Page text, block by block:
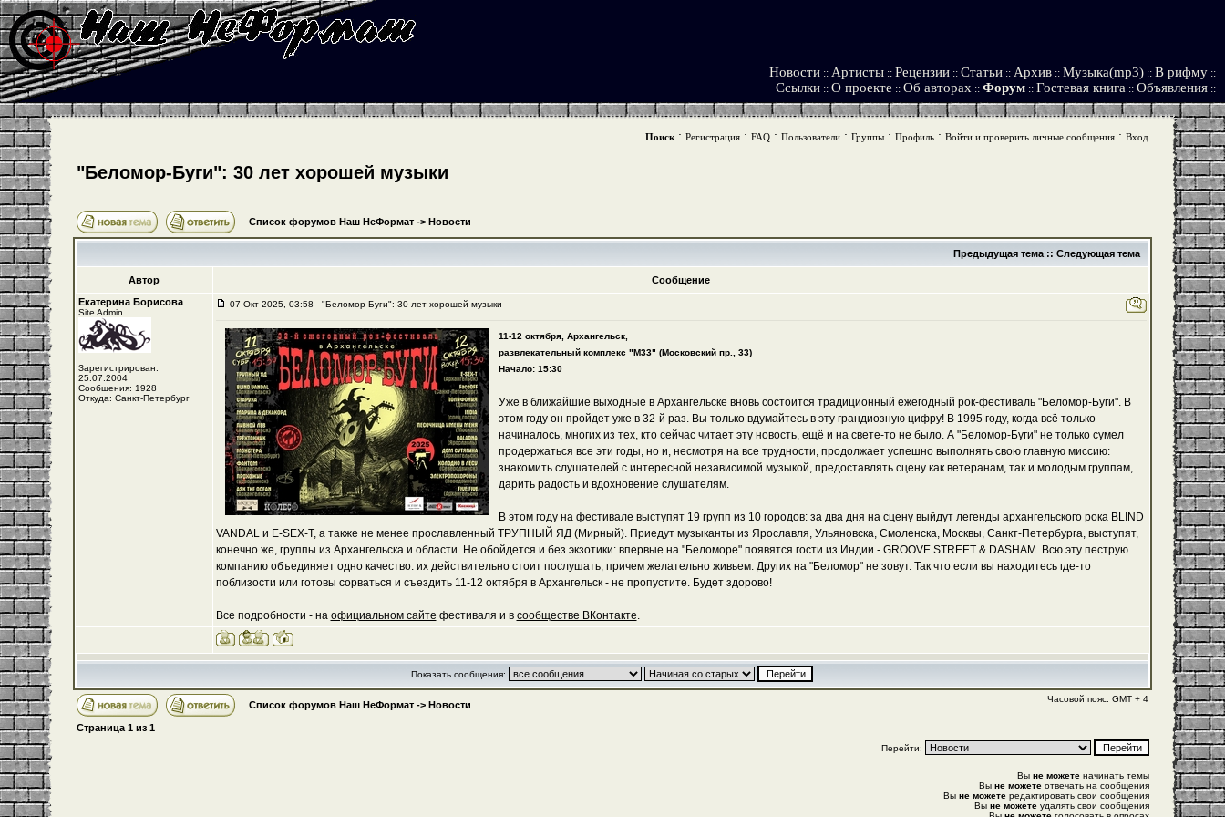
Новости :: Артисты :: Рецензии :: Статьи :: Архив :: Музыка(mp3) :: В рифму ::
Ссылки :: О проекте :: Об авторах :: Форум :: Гостевая книга :: Объявления ::
Поиск: Регистрация: FAQ: Пользователи: Группы: Профиль: Войти и проверить личные сообщения: Вход
"Беломор-Буги": 30 лет хорошей музыки
Список форумов Наш НеФормат-> Новости
Предыдущая тема:: Следующая тема
Автор
Сообщение
Екатерина Борисова
Site Admin
Зарегистрирован:
25.07.2004
Сообщения: 1928
Откуда: Санкт-Петербург
07 Окт 2025, 03:58 - "Беломор-Буги": 30 лет хорошей музыки
11-12 октября, Архангельск,
развлекательный комплекс "М33" (Московский пр., 33)
Начало: 15:30
Уже в ближайшие выходные в Архангельске вновь состоится традиционный ежегодный рок-фестиваль "Беломор-Буги". В
этом году он пройдет уже в 32-й раз. Вы только вдумайтесь в эту грандиозную цифру! В 1995 году, когда всё только
начиналось, многих из тех, кто сейчас читает эту новость, ещё и на свете-то не было. А "Беломор-Буги" не только сумел
продержаться все эти годы, но и, несмотря на все трудности, продолжает успешно выполнять свою главную миссию:
знакомить слушателей с интересной независимой музыкой, предоставлять сцену как ветеранам, так и молодым группам,
дарить радость и вдохновение слушателям.
В этом году на фестивале выступят 19 групп из 10 городов: за два дня на сцену выйдут легенды архангельского рока BLIND
VANDAL и E-SEX-Т, а также не менее прославленный ТРУПНЫЙ ЯД (Мирный). Приедут музыканты из Ярославля, Ульяновска, Смоленска, Москвы, Санкт-Петербурга, выступят,
конечно же, группы из Архангельска и области. Не обойдется и без экзотики: впервые на "Беломоре" появятся гости из Индии - GROOVE STREET & DASHAM. Всю эту пеструю
компанию объединяет одно качество: их действительно стоит послушать, причем желательно живьем. Других на "Беломор" не зовут. Так что если вы находитесь где-то
поблизости или готовы сорваться и съездить 11-12 октября в Архангельск - не пропустите. Будет здорово!
Все подробности - на официальном сайте фестиваля и в сообществе ВКонтакте.
Показать сообщения:
Список форумов Наш НеФормат-> Новости
Часовой пояс: GMT + 4
Страница 1из 1
Перейти:
Вы не можетеначинать темы
Вы не можетеотвечать на сообщения
Вы не можетередактировать свои сообщения
Вы не можетеудалять свои сообщения